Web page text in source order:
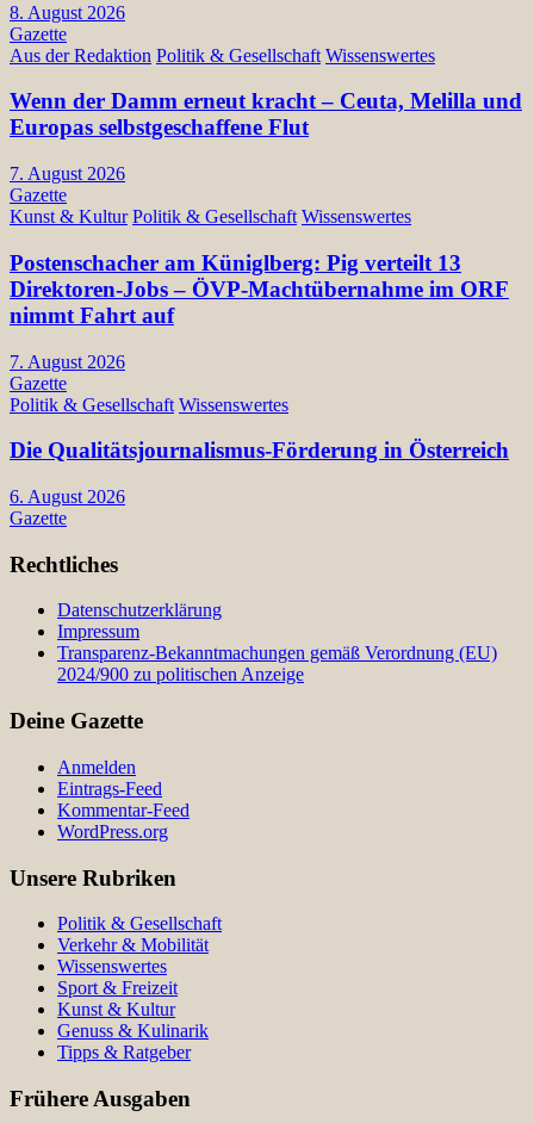
8. August 2026
Gazette
Aus der Redaktion Politik & Gesellschaft Wissenswertes
Wenn der Damm erneut kracht – Ceuta, Melilla und
Europas selbstgeschaffene Flut
7. August 2026
Gazette
Kunst & Kultur Politik & Gesellschaft Wissenswertes
Postenschacher am Küniglberg: Pig verteilt 13
Direktoren-Jobs – ÖVP-Machtübernahme im ORF
nimmt Fahrt auf
7. August 2026
Gazette
Politik & Gesellschaft Wissenswertes
Die Qualitätsjournalismus-Förderung in Österreich
6. August 2026
Gazette
Rechtliches
Datenschutzerklärung
Impressum
Transparenz-Bekanntmachungen gemäß Verordnung (EU)
2024/900 zu politischen Anzeige
Deine Gazette
Anmelden
Eintrags-Feed
Kommentar-Feed
WordPress.org
Unsere Rubriken
Politik & Gesellschaft
Verkehr & Mobilität
Wissenswertes
Sport & Freizeit
Kunst & Kultur
Genuss & Kulinarik
Tipps & Ratgeber
Frühere Ausgaben